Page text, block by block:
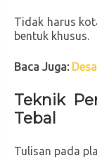
Tidak harus
bentuk khusus.
Baca Juga:
Teknik
Tebal
Tulisan pada